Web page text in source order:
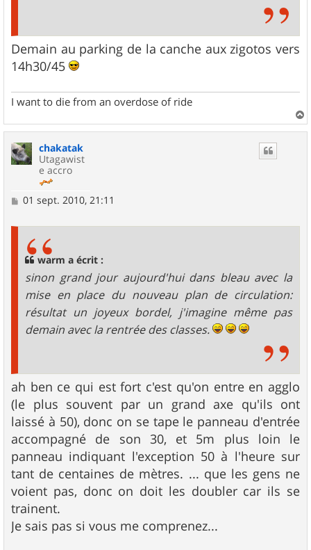
Demain au parking de la canche aux zigotos vers
14h30/45
I want to die from an overdose of ride
a
chakatak
Utagawist
e accro
M
01 sept. 2010, 21:11
warm a écrit :
sinon grand jour aujourd'hui dans bleau avec la
mise en place du nouveau plan de circulation:
résultat un joyeux bordel, j'imagine même pas
demain avec la rentrée des classes.
ah ben ce qui est fort c'est qu'on entre en agglo
(le plus souvent par un grand axe qu'ils ont
laissé à 50), donc on se tape le panneau d'entrée
accompagné de son 30, et 5m plus loin le
panneau indiquant l'exception 50 à l'heure sur
tant de centaines de mètres. ... que les gens ne
voient pas, donc on doit les doubler car ils se
trainent.
Je sais pas si vous me comprenez...